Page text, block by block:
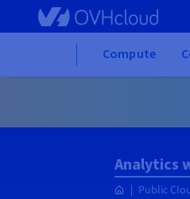
Skip to main content
Compute
Analytics
Public